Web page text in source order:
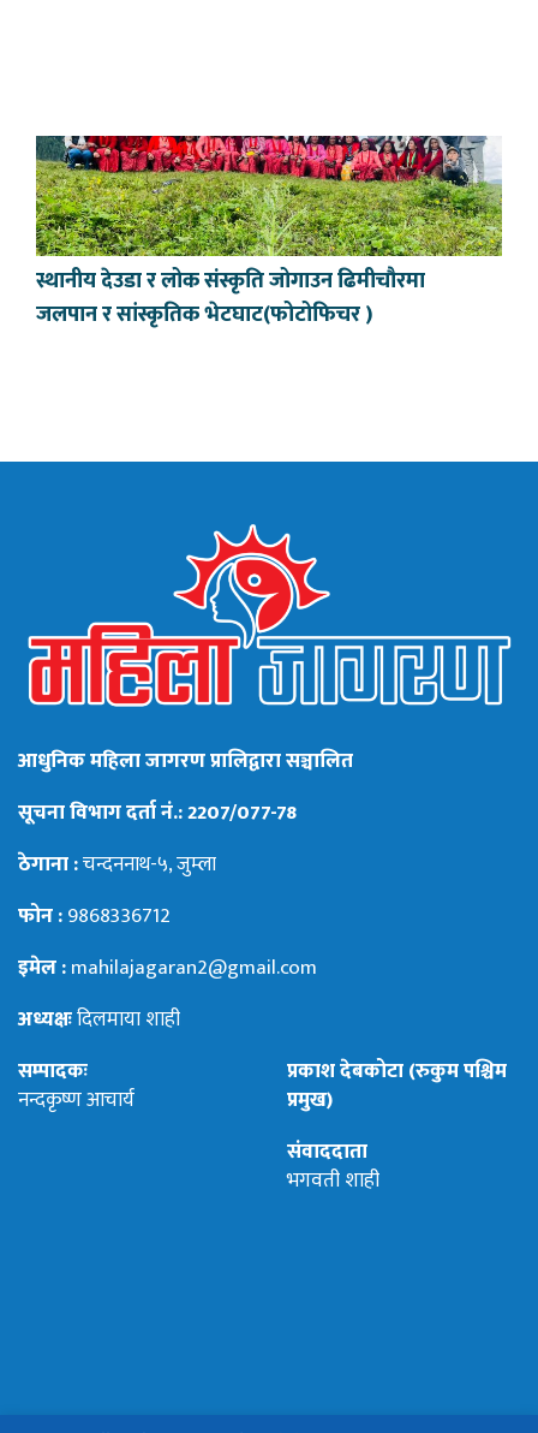
स्थानीय देउडा र लोक संस्कृति जोगाउन ढिमीचौरमा
जलपान र सांस्कृतिक भेटघाट(फोटोफिचर )
आधुनिक महिला जागरण प्रालिद्वारा सञ्चालित
सूचना विभाग दर्ता नं.: 2207/077-78
ठेगाना :चन्दननाथ-५, जुम्ला
फोन :9868336712
इमेल :mahilajagaran2@gmail.com
अध्यक्षःदिलमाया शाही
सम्पादकः
नन्दकृष्ण आचार्य
प्रकाश देबकोटा (रुकुम पश्चिम
प्रमुख)
संवाददाता
भगवती शाही